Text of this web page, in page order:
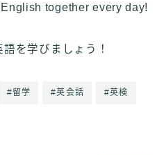
together every day!
を学びましょう！
#留学 #英会話 #英検